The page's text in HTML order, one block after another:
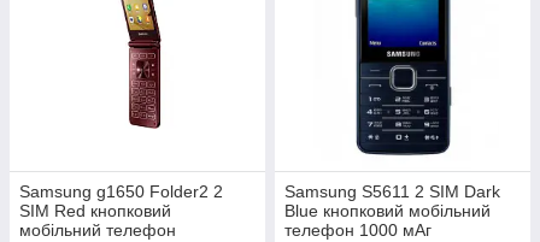
Samsung g1650 Folder2 2
SIM Red кнопковий
мобільний телефон
Samsung S5611 2 SIM Dark
Blue кнопковий мобільний
телефон 1000 мАг